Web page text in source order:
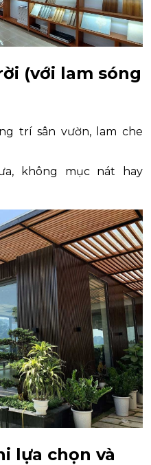
(với lam sóng
trí sân vườn, lam che
không mục nát hay
lựa chọn và